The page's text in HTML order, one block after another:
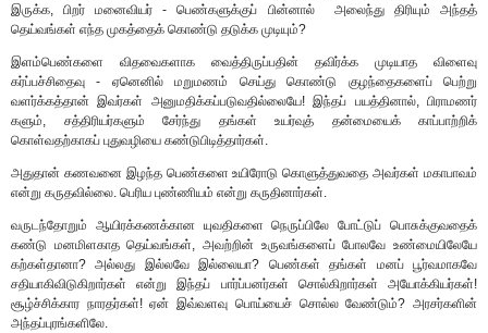
இருக்க, பிறர் மனைவியர் - பெண்களுக்குப் பின்னால் அலைந்து திரியும் அந்தத்
தெய்வங்கள் எந்த முகத்தைக் கொண்டு தடுக்க முடியும்?
இளம்பெண்களை விதவைகளாக வைத்திருப்பதின் தவிர்க்க முடியாத விளைவு
கர்ப்பச்சிதைவு - ஏனெனில் மறுமணம் செய்து கொண்டு குழந்தைகளைப் பெற்று
வளர்க்கத்தான் இவர்கள் அனுமதிக்கப்படுவதில்லையே! இந்தப் பயத்தினால், பிராமணர்
களும், சத்திரியர்களும் சேர்ந்து தங்கள் உயர்வுத் தன்மையைக் காப்பாற்றிக்
கொள்வதற்காகப் புதுவழியை கண்டுபிடித்தார்கள்.
அதுதான் கணவனை இழந்த பெண்களை உயிரோடு கொளுத்துவதை அவர்கள் மகாபாவம்
என்று கருதவில்லை. பெரிய புண்ணியம் என்று கருதினார்கள்.
வருடந்தோறும் ஆயிரக்கணக்கான யுவதிகளை நெருப்பிலே போட்டுப் பொசுக்குவதைக்
கண்டு மனமிளகாத தெய்வங்கள், அவற்றின் உருவங்களைப் போலவே உண்மையிலேயே
கற்கள்தானா? அல்லது இல்லவே இல்லையா? பெண்கள் தங்கள் மனப் பூர்வமாகவே
சதியாகிவிடுகிறார்கள் என்று இந்தப் பார்ப்பனர்கள் சொல்கிறார்கள் அயோக்கியர்கள்!
சூழ்ச்சிக்கார நாரதர்கள்! ஏன் இவ்வளவு பொய்யைச் சொல்ல வேண்டும்? அரசர்களின்
அந்தப்புரங்களிலே.